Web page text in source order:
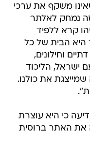
משקף את ערכי
נמחק לאלתר
קרא ללפיד
היא הבית של כל
וחילונים,
ישראל, הליכוד
את כולנו.
כי היא עוצרת
את האתר ברוסית